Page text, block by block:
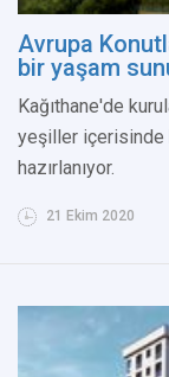
Avrupa
bir yaşam
Kağıthane'de
yeşiller içerisinde
hazırlanıyor.
21 Ekim 2020